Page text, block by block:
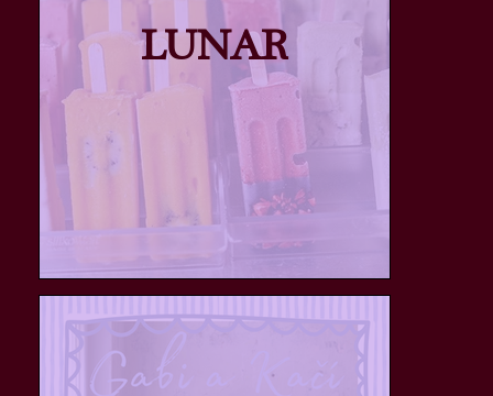
LUNAR